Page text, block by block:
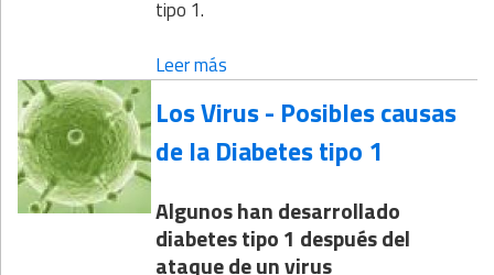
tipo 1.
Leer más
Los Virus - Posibles causas
de la Diabetes tipo 1
Algunos han desarrollado
diabetes tipo 1 después del
ataque de un virus